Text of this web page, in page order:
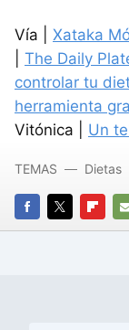
Vía | Xataka
The Daily
controlar tu
herramienta
Vitónica | Un
FACEBOOK
TWITTER
TEMAS Dietas